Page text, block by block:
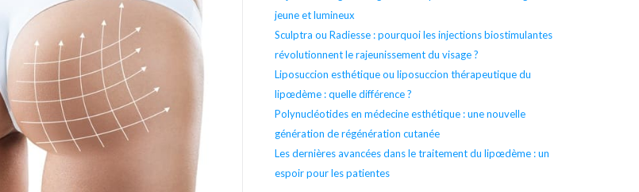
jeune et lumineux
Sculptra ou Radiesse : pourquoi les injections biostimulantes
révolutionnent le rajeunissement du visage ?
Liposuccion esthétique ou liposuccion thérapeutique du
lipœdème : quelle différence ?
Polynucléotides en médecine esthétique : une nouvelle
génération de régénération cutanée
Les dernières avancées dans le traitement du lipœdème : un
espoir pour les patientes